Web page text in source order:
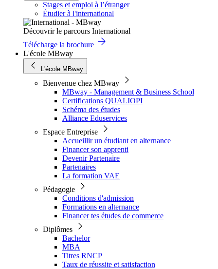
Stages et emploi à l’étranger
Étudier à l'international
Découvrir le parcours International
Télécharge la brochure
L'école MBway
L'école MBway
Bienvenue chez MBway
MBway - Management & Business School
Certifications QUALIOPI
Schéma des études
Alliance Eduservices
Espace Entreprise
Accueillir un étudiant en alternance
Financer son apprenti
Devenir Partenaire
Partenaires
La formation VAE
Pédagogie
Conditions d'admission
Formations en alternance
Financer tes études de commerce
Diplômes
Bachelor
MBA
Titres RNCP
Taux de réussite et satisfaction